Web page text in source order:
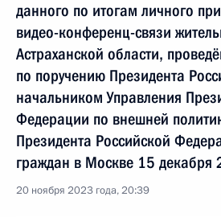
данного по итогам личного
видео-конференц-связи
Астраханской области,
по поручению Президента
начальником Управления
Федерации по внешней
Президента Российской
граждан в Москве 15 декабря
20 ноября 2023 года, 20:39